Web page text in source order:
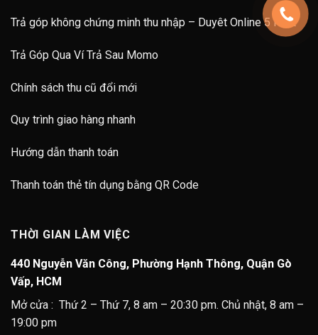
Trả góp không chứng minh thu nhập – Duyêt Online 5 Phút
Trả Góp Qua Ví Trả Sau Momo
Chính sách thu cũ đổi mới
Quy trình giao hàng nhanh
Hướng dẫn thanh toán
Thanh toán thẻ tín dụng bằng QR Code
THỜI GIAN LÀM VIỆC
440 Nguyễn Văn Công, Phường Hạnh Thông, Quận Gò
Vấp, HCM
Mở cửa : Thứ 2 – Thứ 7, 8 am – 20:30 pm. Chủ nhật, 8 am –
19:00 pm